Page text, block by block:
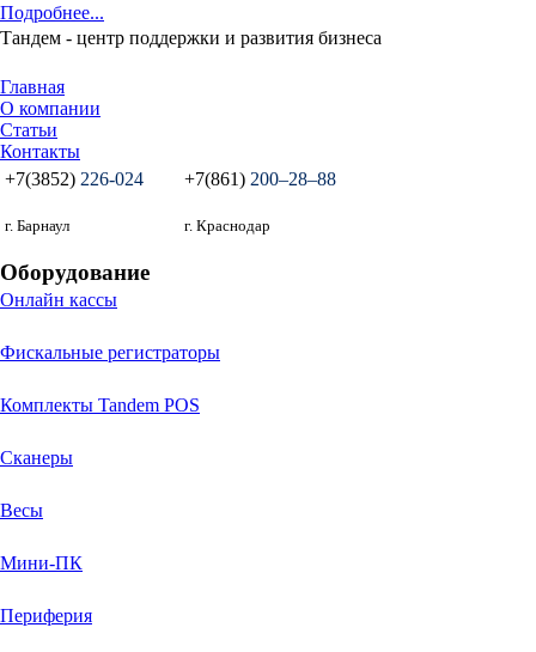
Подробнее...
Тандем - центр поддержки и развития бизнеса
Главная
О компании
Статьи
Контакты
+7(3852) 226-024
г. Барнаул
+7(861) 200‒28‒88
г. Краснодар
Оборудование
Онлайн кассы
Фискальные регистраторы
Комплекты Tandem POS
Сканеры
Весы
Мини-ПК
Периферия